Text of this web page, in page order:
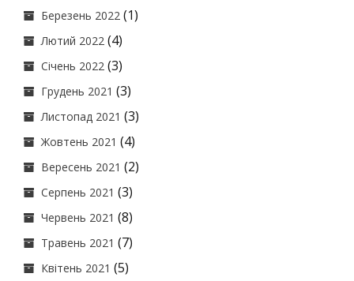
Березень 2022 (1)
Лютий 2022 (4)
Січень 2022 (3)
Грудень 2021 (3)
Листопад 2021 (3)
Жовтень 2021 (4)
Вересень 2021 (2)
Серпень 2021 (3)
Червень 2021 (8)
Травень 2021 (7)
Квітень 2021 (5)